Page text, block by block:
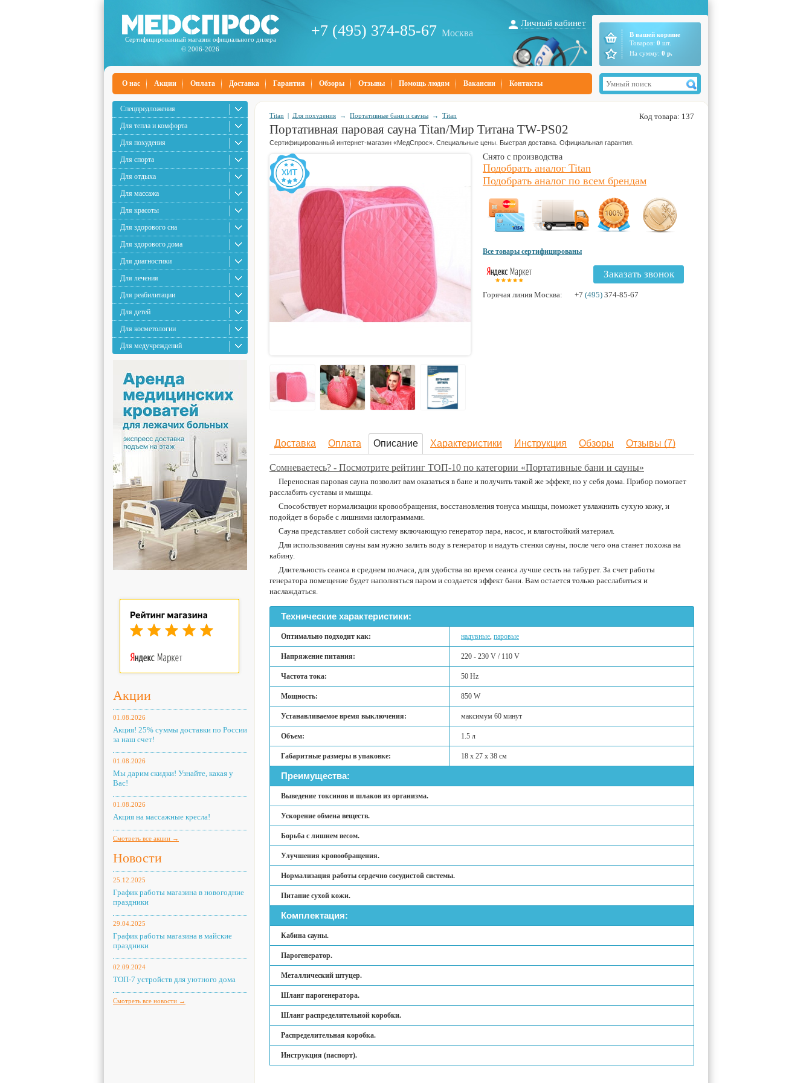
Сертифицированный магазин официального дилера
© 2006-2026
+7 (495) 374-85-67 Москва
Личный кабинет
В вашей корзине
Товаров: 0 шт.
На сумму: 0 р.
О нас Акции Оплата Доставка Гарантия Обзоры Отзывы Помощь людям Вакансии Контакты
Спецпредложения
Для тепла и комфорта
Для похудения
Для спорта
Для отдыха
Для массажа
Для красоты
Для здорового сна
Для здорового дома
Для диагностики
Для лечения
Для реабилитации
Для детей
Для косметологии
Для медучреждений
Акции
01.08.2026
Акция! 25% суммы доставки по России
за наш счет!
01.08.2026
Мы дарим скидки! Узнайте, какая у
Вас!
01.08.2026
Акция на массажные кресла!
Смотреть все акции →
Новости
25.12.2025
График работы магазина в новогодние
праздники
29.04.2025
График работы магазина в майские
праздники
02.09.2024
ТОП-7 устройств для уютного дома
Смотреть все новости →
Код товара: 137
Titan | Для похудения → Портативные бани и сауны → Titan
Портативная паровая сауна Titan/Мир Титана TW-PS02
Сертифицированный интернет-магазин «МедСпрос». Специальные цены. Быстрая доставка. Официальная гарантия.
Снято с производства
Подобрать аналог Titan
Подобрать аналог по всем брендам
Все товары сертифицированы
Заказать звонок
Горячая линия Москва: +7 (495) 374-85-67
Доставка Оплата Описание Характеристики Инструкция Обзоры Отзывы (7)
Сомневаетесь? - Посмотрите рейтинг ТОП-10 по категории «Портативные бани и сауны»
Переносная паровая сауна позволит вам оказаться в бане и получить такой же эффект, но у себя дома. Прибор помогает
расслабить суставы и мышцы.
Способствует нормализации кровообращения, восстановления тонуса мышцы, поможет увлажнить сухую кожу, и
подойдет в борьбе с лишними килограммами.
Сауна представляет собой систему включающую генератор пара, насос, и влагостойкий материал.
Для использования сауны вам нужно залить воду в генератор и надуть стенки сауны, после чего она станет похожа на
кабину.
Длительность сеанса в среднем полчаса, для удобства во время сеанса лучше сесть на табурет. За счет работы
генератора помещение будет наполняться паром и создается эффект бани. Вам остается только расслабиться и
наслаждаться.
Технические характеристики:
Оптимально подходит как: надувные, паровые
Напряжение питания: 220 - 230 V / 110 V
Частота тока: 50 Hz
Мощность: 850 W
Устанавливаемое время выключения: максимум 60 минут
Объем: 1.5 л
Габаритные размеры в упаковке: 18 х 27 х 38 см
Преимущества:
Выведение токсинов и шлаков из организма.
Ускорение обмена веществ.
Борьба с лишнем весом.
Улучшения кровообращения.
Нормализация работы сердечно сосудистой системы.
Питание сухой кожи.
Комплектация:
Кабина сауны.
Парогенератор.
Металлический штуцер.
Шланг парогенератора.
Шланг распределительной коробки.
Распределительная коробка.
Инструкция (паспорт).